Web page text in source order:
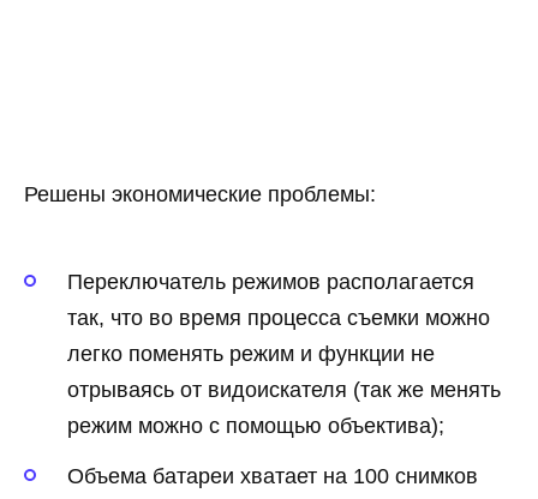
Решены экономические проблемы:
Переключатель режимов располагается
так, что во время процесса съемки можно
легко поменять режим и функции не
отрываясь от видоискателя (так же менять
режим можно с помощью объектива);
Объема батареи хватает на 100 снимков